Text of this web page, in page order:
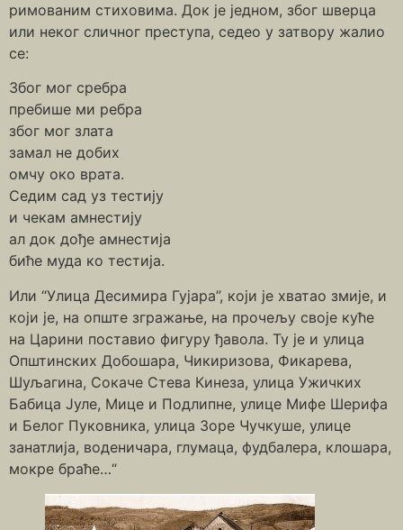
римованим стиховима. Док је једном, због шверца
или неког сличног преступа, седео у затвору жалио
се:
Због мог сребра
пребише ми ребра
због мог злата
замал не добих
омчу око врата.
Седим сад уз тестију
и чекам амнестију
ал док дође амнестија
биће муда ко тестија.
Или “Улица Десимира Гујара”, који је хватао змије, и
који је, на опште згражање, на прочељу своје куће
на Царини поставио фигуру ђавола. Ту је и улица
Општинских Добошара, Чикиризова, Фикарева,
Шуљагина, Сокаче Стева Кинеза, улица Ужичких
Бабица Јуле, Мице и Подлипне, улице Мифе Шерифа
и Белог Пуковника, улица Зоре Чучкуше, улице
занатлија, воденичара, глумаца, фудбалера, клошара,
мокре браће…“